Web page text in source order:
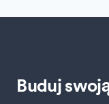
Buduj